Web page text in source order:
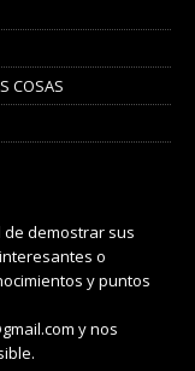
COSAS
demostrar sus
o
y puntos
y nos